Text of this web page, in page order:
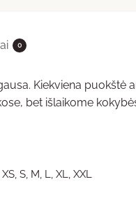
0
Kiekviena puokštė
bet išlaikome
XS, S, M, L, XL, XXL